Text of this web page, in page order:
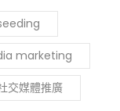
marketing
交媒體推廣